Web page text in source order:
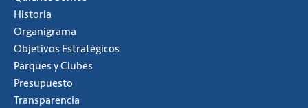
Historia
Organigrama
Objetivos Estratégicos
Parques y Clubes
Presupuesto
Transparencia